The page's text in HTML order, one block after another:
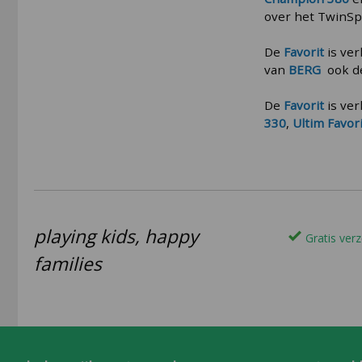
over het
De Favorit is
van BERG ook
De Favorit is
330, Ultim
playing kids, happy
families
Gratis